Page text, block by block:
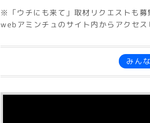
※「ウチにも来て」取材リクエストも募
webアミンチュのサイト内からアクセス
みん